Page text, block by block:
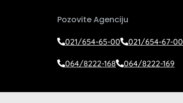
Pozovite Agenciju
021/654-65-00 021/654-67-00
064/8222-168 064/8222-169